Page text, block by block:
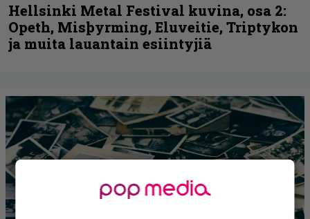
Hellsinki Metal Festival kuvina, osa 2:
Opeth, Misþyrming, Eluveitie, Triptykon
ja muita lauantain esiintyjiä